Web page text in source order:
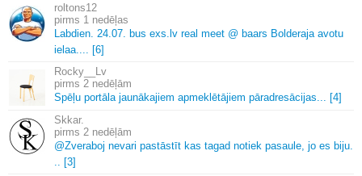
roltons12
1 nedēļas
Labdien. 24. 07. bus exs. lv real meet @ baars Bolderaja avotu
ielaa.
[6]
Rocky__Lv
2 nedēļām
Spēļu portāla jaunākajiem apmeklētājiem pāradresācijas.
[4]
Skkar.
2 nedēļām
@Zveraboj nevari pastāstīt kas tagad notiek pasaule, jo es biju.
[3]